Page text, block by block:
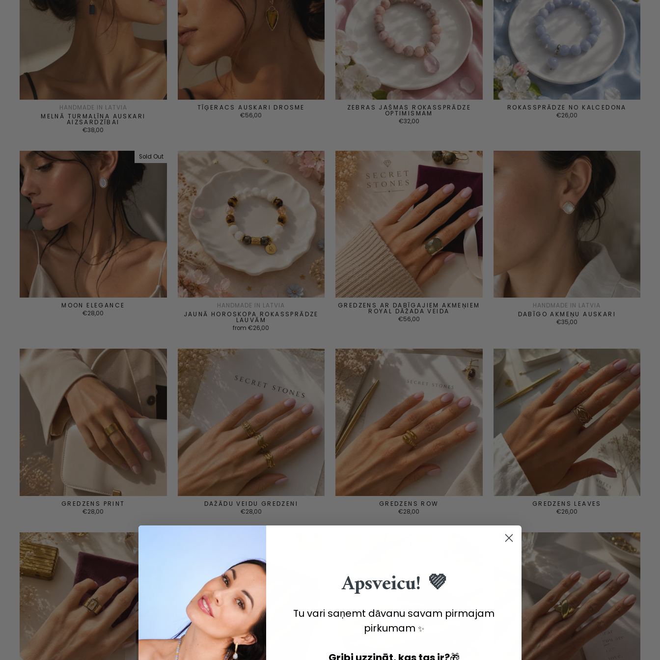
HANDMADE IN LATVIA
MELNĀ TURMALĪNA AUSKARI
AIZSARDZĪBAI
€38,00
TĪĢERACS AUSKARI DROSME
€56,00
ZEBRAS JAŠMAS ROKASSPRĀDZE
OPTIMISMAM
€32,00
ROKASSPRĀDZE NO KALCEDONA
€26,00
Sold Out
MOON ELEGANCE
€28,00
HANDMADE IN LATVIA
JAUNĀ HOROSKOPA ROKASSPRĀDZE
LAUVĀM
from €26,00
GREDZENS AR DABĪGAJIEM AKMEŅIEM
ROYAL DĀŽADA VEIDA
€56,00
HANDMADE IN LATVIA
DABĪGO AKMEŅU AUSKARI
€35,00
GREDZENS PRINT
€28,00
DAŽĀDU VEIDU GREDZENI
€28,00
GREDZENS ROW
€28,00
GREDZENS LEAVES
€26,00
Apsveicu! 💜
Tu vari saņemt dāvanu savam pirmajam
pirkumam ✨